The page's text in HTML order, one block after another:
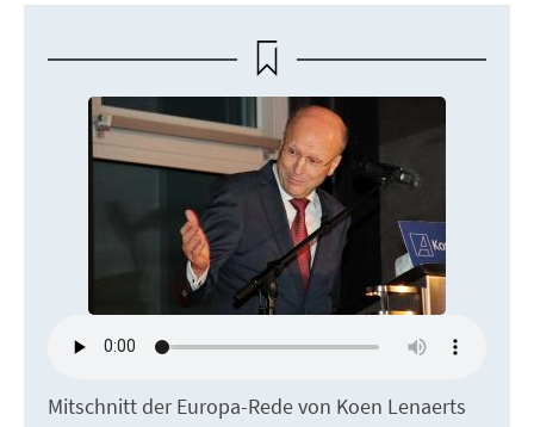
Mitschnitt der Europa-Rede von Koen Lenaerts